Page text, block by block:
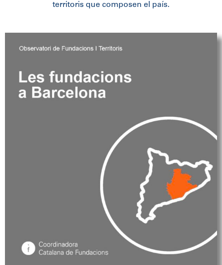
territoris que composen el país.